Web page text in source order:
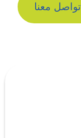
تواصل معنا